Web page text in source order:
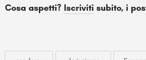
Cosa aspetti? Iscriviti subito, i